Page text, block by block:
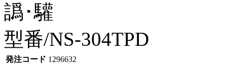
譌･驩
型番/NS-304TPD
発注コード 1296632